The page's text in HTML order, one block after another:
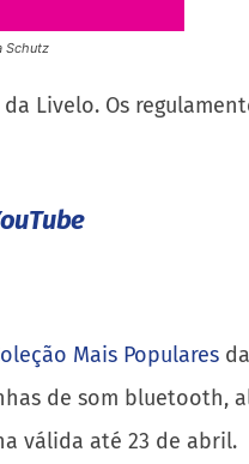
Schutz
Livelo. Os
Mais Populares
de som bluetooth,
válida até 23 de abril.